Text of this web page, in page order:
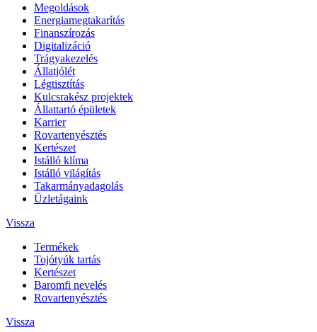
Megoldások
Energiamegtakarítás
Finanszírozás
Digitalizáció
Trágyakezelés
Állatjólét
Légtisztítás
Kulcsrakész projektek
Állattartó épületek
Karrier
Rovartenyésztés
Kertészet
Istálló klíma
Istálló világítás
Takarmányadagolás
Üzletágaink
Vissza
Termékek
Tojótyúk tartás
Kertészet
Baromfi nevelés
Rovartenyésztés
Vissza